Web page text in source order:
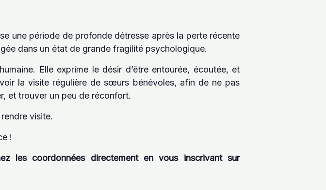
une période de profonde détresse après la perte récente
dans un état de grande fragilité psychologique.
Elle exprime le désir d’être entourée, écoutée, et
la visite régulière de sœurs bénévoles, afin de ne pas
et trouver un peu de réconfort.
visite.
!
les coordonnées directement en vous inscrivant sur